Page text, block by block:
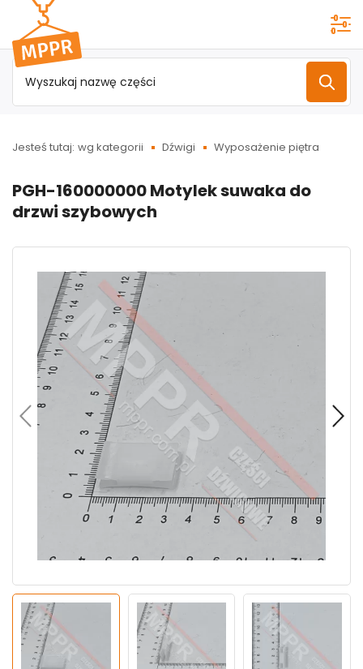
Przejdź do
menu
głównego
Jesteś tutaj: wg kategorii Dźwigi Wyposażenie piętra
PGH-160000000 Motylek suwaka do
drzwi szybowych